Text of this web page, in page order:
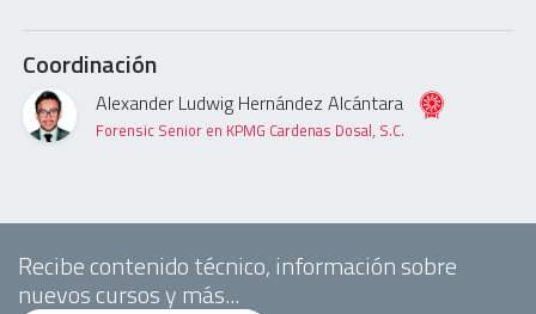
Coordinación
Alexander Ludwig Hernández Alcántara
Forensic Senior en KPMG Cardenas Dosal, S.C.
Recibe contenido técnico, información sobre
nuevos cursos y más...